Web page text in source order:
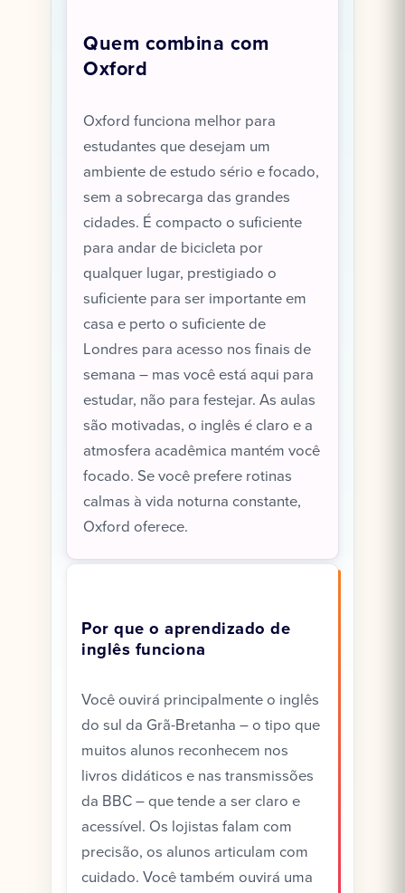
Quem combina com
Oxford
Oxford funciona melhor para
estudantes que desejam um
ambiente de estudo sério e focado,
sem a sobrecarga das grandes
cidades. É compacto o suficiente
para andar de bicicleta por
qualquer lugar, prestigiado o
suficiente para ser importante em
casa e perto o suficiente de
Londres para acesso nos finais de
semana – mas você está aqui para
estudar, não para festejar. As aulas
são motivadas, o inglês é claro e a
atmosfera acadêmica mantém você
focado. Se você prefere rotinas
calmas à vida noturna constante,
Oxford oferece.
Por que o aprendizado de
inglês funciona
Você ouvirá principalmente o inglês
do sul da Grã-Bretanha – o tipo que
muitos alunos reconhecem nos
livros didáticos e nas transmissões
da BBC – que tende a ser claro e
acessível. Os lojistas falam com
precisão, os alunos articulam com
cuidado. Você também ouvirá uma